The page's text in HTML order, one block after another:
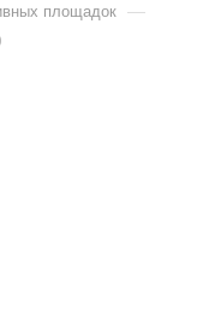
площадок —